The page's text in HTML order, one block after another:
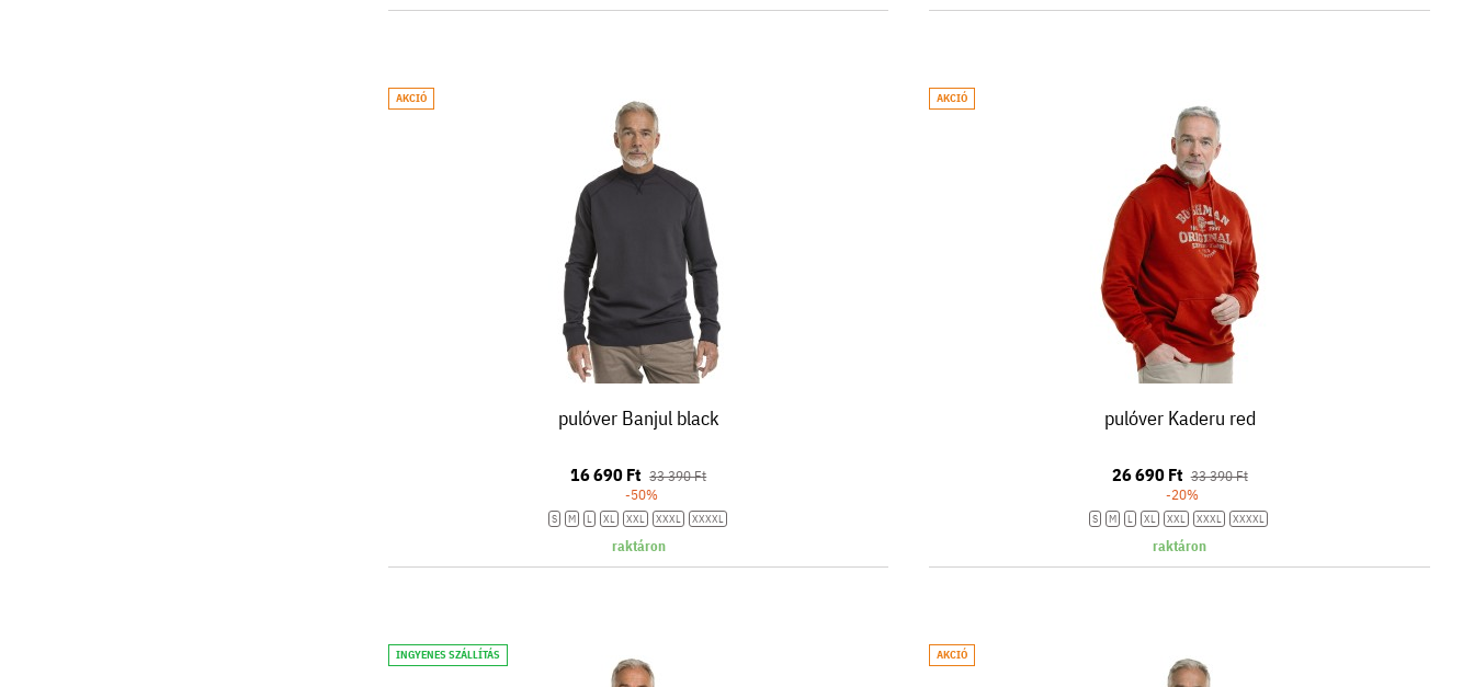
AKCIÓ
pulóver Banjul black
16 690 Ft 33 390 Ft
-50%
S M L XL XXL XXXL XXXXL
raktáron
AKCIÓ
pulóver Kaderu red
26 690 Ft 33 390 Ft
-20%
S M L XL XXL XXXL XXXXL
raktáron
INGYENES SZÁLLÍTÁS AKCIÓ